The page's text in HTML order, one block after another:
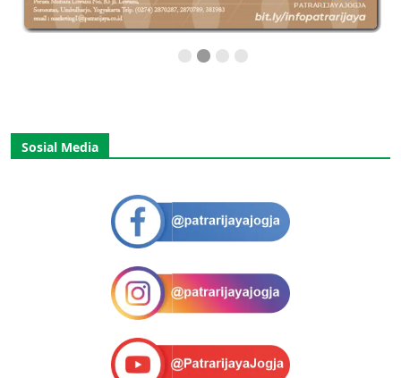
Sosial Media